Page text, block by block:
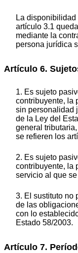
La disponibilidad
artículo 3.1
mediante la
persona jurídica
Artículo 6.
1. Es sujeto
contribuyente, la
sin personalidad
de la Ley del
general
se refieren los
2. Es sujeto
contribuyente, la
servicio al que
3. El sustituto no
de las
con lo
Estado 58/2003.
Artículo 7.